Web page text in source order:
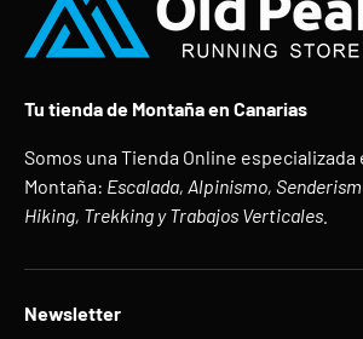
Tu tienda de Montaña en Canarias
Somos una Tienda Online especializada
Montaña: Escalada, Alpinismo,
Hiking, Trekking y Trabajos Verticales.
Newsletter